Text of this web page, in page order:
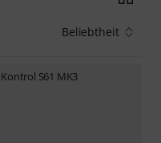
Beliebtheit
Kontrol S61 MK3